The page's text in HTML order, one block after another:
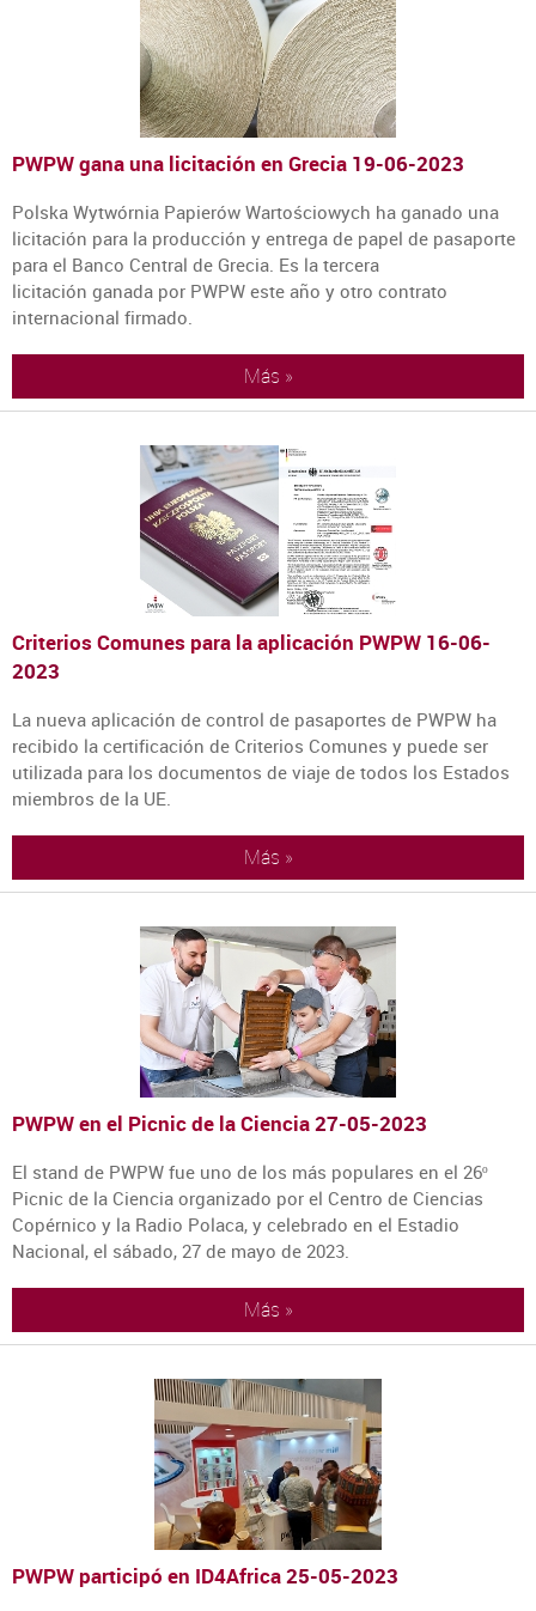
PWPW gana una licitación en Grecia 19-06-2023
Polska Wytwórnia Papierów Wartościowych ha ganado una
licitación para la producción y entrega de papel de pasaporte
para el Banco Central de Grecia. Es la tercera
licitación ganada por PWPW este año y otro contrato
internacional firmado.
Más »
Criterios Comunes para la aplicación PWPW 16-06-
2023
La nueva aplicación de control de pasaportes de PWPW ha
recibido la certificación de Criterios Comunes y puede ser
utilizada para los documentos de viaje de todos los Estados
miembros de la UE.
Más »
PWPW en el Picnic de la Ciencia27-05-2023
El stand de PWPW fue uno de los más populares en el 26º
Picnic de la Ciencia organizado por el Centro de Ciencias
Copérnico y la Radio Polaca, y celebrado en el Estadio
Nacional, el sábado, 27 de mayo de 2023.
Más »
PWPW participó en ID4Africa25-05-2023